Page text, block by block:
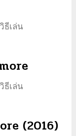
วิธีเล่น
วิธีเล่น
(2016)